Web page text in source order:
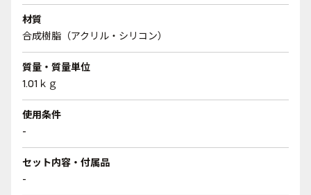
材質
合成樹脂（アクリル・シリコン）
質量・質量単位
1.01ｋｇ
使用条件
-
セット内容・付属品
-